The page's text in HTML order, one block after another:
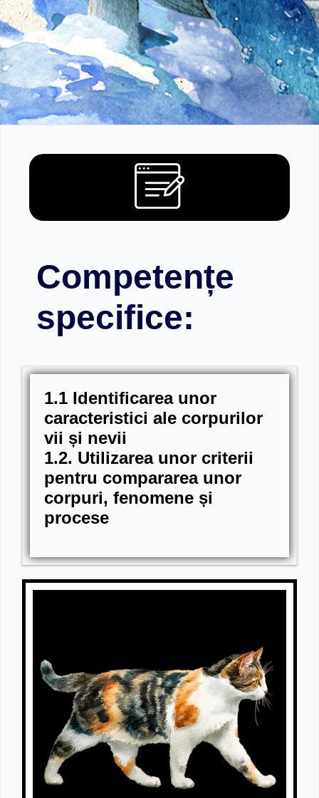
Competențe
specifice:
1.1 Identificarea unor
caracteristici ale corpurilor
vii și nevii
1.2. Utilizarea unor criterii
pentru compararea unor
corpuri, fenomene și
procese